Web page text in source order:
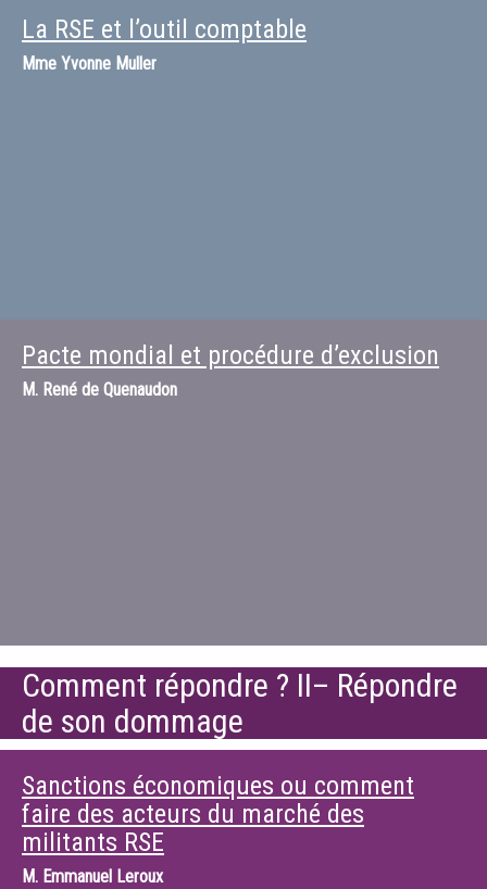
La RSE et l’outil comptable
Mme Yvonne Muller
Pacte mondial et procédure d’exclusion
M. René de Quenaudon
Comment répondre ? II– Répondre
de son dommage
Sanctions économiques ou comment
faire des acteurs du marché des
militants RSE
M. Emmanuel Leroux